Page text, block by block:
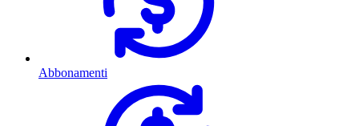
Abbonamenti